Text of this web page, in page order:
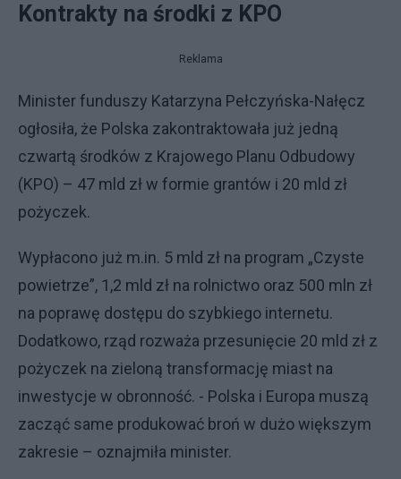
Kontrakty na środki z KPO
Reklama
Minister funduszy Katarzyna Pełczyńska-Nałęcz
ogłosiła, że Polska zakontraktowała już jedną
czwartą środków z Krajowego Planu Odbudowy
(KPO) – 47 mld zł w formie grantów i 20 mld zł
pożyczek.
Wypłacono już m.in. 5 mld zł na program „Czyste
powietrze”, 1,2 mld zł na rolnictwo oraz 500 mln zł
na poprawę dostępu do szybkiego internetu.
Dodatkowo, rząd rozważa przesunięcie 20 mld zł z
pożyczek na zieloną transformację miast na
inwestycje w obronność. - Polska i Europa muszą
zacząć same produkować broń w dużo większym
zakresie – oznajmiła minister.